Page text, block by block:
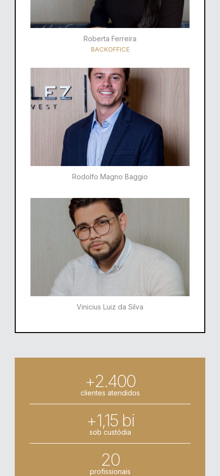
Roberta Ferreira
BACKOFFICE
Rodolfo Magno Baggio​​
Vinicius Luiz da Silva
+2.400
clientes atendidos
+1,15 bi
sob custódia
20
profissionais